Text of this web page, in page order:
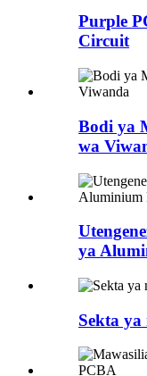
Purple
Circuit
Bodi ya
wa
ya
Sekta